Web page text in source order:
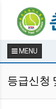
MENU
등급신청